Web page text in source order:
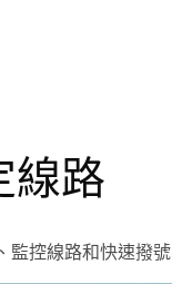
線路
控線路和快速撥號